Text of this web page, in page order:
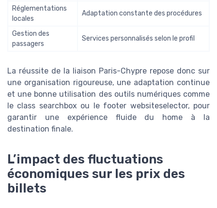
Réglementations
locales
Adaptation constante des procédures
Gestion des
passagers
Services personnalisés selon le profil
La réussite de la liaison Paris-Chypre repose donc sur
une organisation rigoureuse, une adaptation continue
et une bonne utilisation des outils numériques comme
le class searchbox ou le footer websiteselector, pour
garantir une expérience fluide du home à la
destination finale.
L’impact des fluctuations
économiques sur les prix des
billets